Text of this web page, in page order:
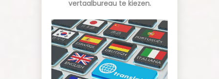
vertaalbureau te kiezen.